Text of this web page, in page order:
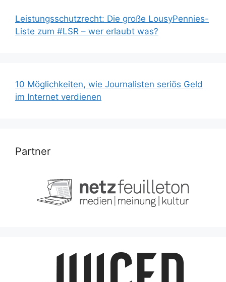
Leistungsschutzrecht: Die große LousyPennies-
Liste zum #LSR – wer erlaubt was?
10 Möglichkeiten, wie Journalisten seriös Geld
im Internet verdienen
Partner